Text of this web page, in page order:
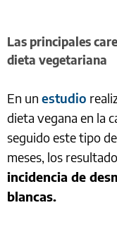
Las principales
dieta vegetariana
En un estudio
dieta vegana en la
seguido este tipo
meses, los
incidencia de
blancas.